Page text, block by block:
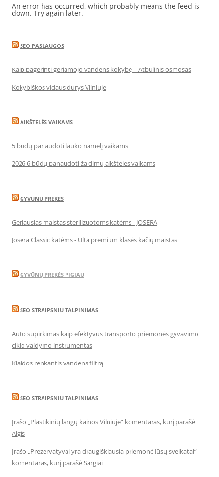
An error has occurred, which probably means the feed is
down. Try again later.
SEO PASLAUGOS
Kaip pagerinti geriamojo vandens kokybę – Atbulinis osmosas
Kokybiškos vidaus durys Vilniuje
AIKŠTELĖS VAIKAMS
5 būdų panaudoti lauko namelį vaikams
2026 6 būdų panaudoti žaidimų aikšteles vaikams
GYVUNU PREKES
Geriausias maistas sterilizuotoms katėms - JOSERA
Josera Classic katėms - Ulta premium klasės kačių maistas
GYVŪNŲ PREKĖS PIGIAU
SEO STRAIPSNIU TALPINIMAS
Auto supirkimas kaip efektyvus transporto priemonės gyvavimo
ciklo valdymo instrumentas
Klaidos renkantis vandens filtrą
SEO STRAIPSNIU TALPINIMAS
Įrašo „Plastikinių langų kainos Vilniuje“ komentaras, kurį parašė
Algis
Įrašo „Prezervatyvai yra draugiškiausia priemonė Jūsų sveikatai“
komentaras, kurį parašė Sargiai